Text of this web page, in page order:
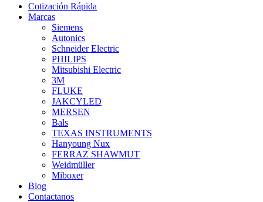
Cotización Rápida
Marcas
Siemens
Autonics
Schneider Electric
PHILIPS
Mitsubishi Electric
3M
FLUKE
JAKCYLED
MERSEN
Bals
TEXAS INSTRUMENTS
Hanyoung Nux
FERRAZ SHAWMUT
Weidmüller
Miboxer
Blog
Contactanos